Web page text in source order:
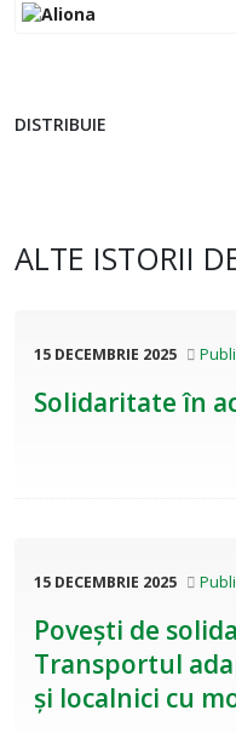
DISTRIBUIE
ALTE ISTORII
15 DECEMBRIE 2025
Solidaritate în
15 DECEMBRIE 2025
Povești de
Transportul
și localnici cu